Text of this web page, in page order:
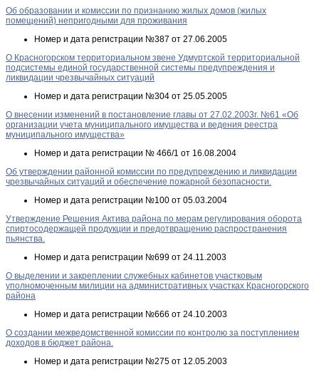
Об образовании и комиссии по признанию жилых домов (жилых
помещений) непригодными для проживания
Номер и дата регистрации №387 от 27.06.2005
О Красногорском территориальном звене Удмуртской территориальной
подсистемы единой государственной системы предупреждения и
ликвидации чрезвычайных ситуаций
Номер и дата регистрации №304 от 25.05.2005
О внесении изменений в постановление главы от 27.02.2003г. №61 «Об
организации учета муниципального имущества и ведения реестра
муниципального имущества»
Номер и дата регистрации № 466/1 от 16.08.2004
Об утверждении районной комиссии по предупреждению и ликвидации
чрезвычайных ситуаций и обеспечение пожарной безопасности.
Номер и дата регистрации №100 от 05.03.2004
Утверждение Решения Актива района по мерам регулирования оборота
спиртосодержащей продукции и предотвращению распространения
пьянства.
Номер и дата регистрации №699 от 24.11.2003
О выделении и закреплении служебных кабинетов участковым
уполномоченным милиции на административных участках Красногорского
района
Номер и дата регистрации №666 от 24.10.2003
О создании межведомственной комиссии по контролю за поступлением
доходов в бюджет района.
Номер и дата регистрации №275 от 12.05.2003